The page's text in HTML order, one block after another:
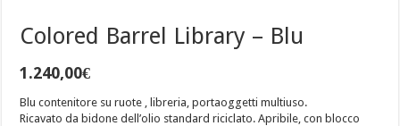
Colored Barrel Library – Blu
1.240,00€
Blu contenitore su ruote , libreria, portaoggetti multiuso.
Ricavato da bidone dell’olio standard riciclato. Apribile, con blocco